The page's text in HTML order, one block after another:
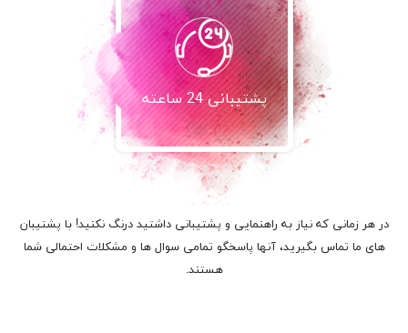
پشتیبانی 24 ساعته
در هر زمانی که نیاز به راهنمایی و پشتیبانی داشتید درنگ نکنید! با پشتیبان
های ما تماس بگیرید، آنها پاسخگو تمامی سوال ها و مشکلات احتمالی شما
هستند.